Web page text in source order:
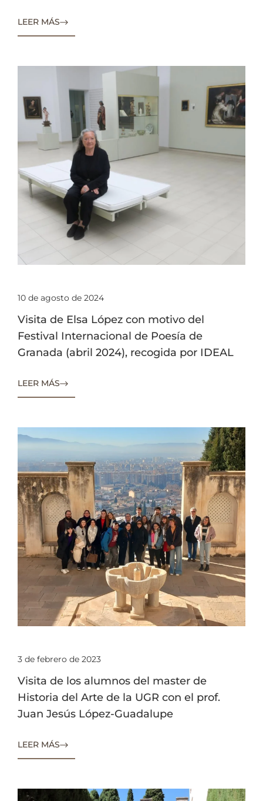
LEER MÁS
10 de agosto de 2024
Visita de Elsa López con motivo del
Festival Internacional de Poesía de
Granada (abril 2024), recogida por IDEAL
LEER MÁS
3 de febrero de 2023
Visita de los alumnos del master de
Historia del Arte de la UGR con el prof.
Juan Jesús López-Guadalupe
LEER MÁS